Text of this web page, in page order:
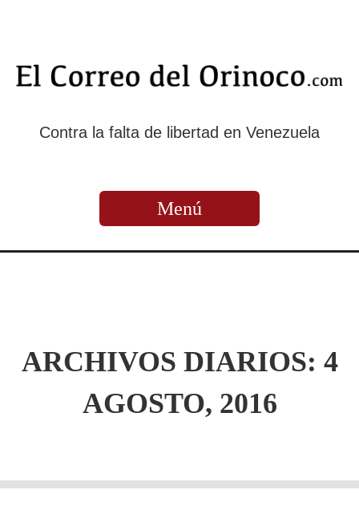
Contra la falta de libertad en Venezuela
Menú
ARCHIVOS DIARIOS: 4
AGOSTO, 2016